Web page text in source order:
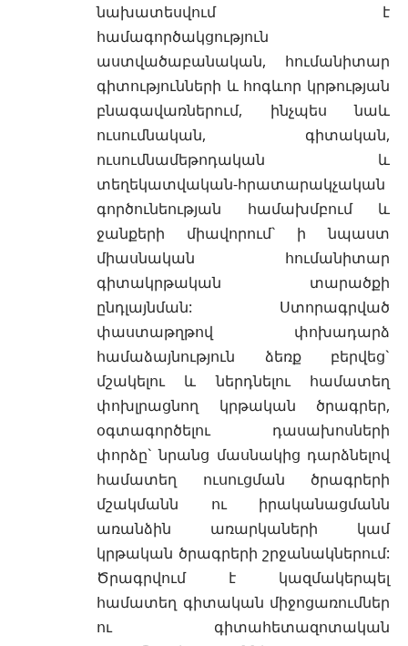
նախատեսվում է
համագործակցություն
աստվածաբանական, հումանիտար
գիտությունների և հոգևոր կրթության
բնագավառներում, ինչպես նաև
ուսումնական, գիտական,
ուսումնամեթոդական և
տեղեկատվական-հրատարակչական
գործունեության համախմբում և
ջանքերի միավորում` ի նպաստ
միասնական հումանիտար
գիտակրթական տարածքի
ընդլայնման: Ստորագրված
փաստաթղթով փոխադարձ
համաձայնություն ձեռք բերվեց`
մշակելու և ներդնելու համատեղ
փոխլրացնող կրթական ծրագրեր,
օգտագործելու դասախոսների
փորձը` նրանց մասնակից դարձնելով
համատեղ ուսուցման ծրագրերի
մշակմանն ու իրականացմանն
առանձին առարկաների կամ
կրթական ծրագրերի շրջանակներում:
Ծրագրվում է կազմակերպել
համատեղ գիտական միջոցառումներ
ու գիտահետազոտական